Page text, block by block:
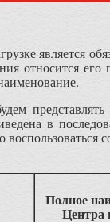
является
относится
в
Полное
Центра